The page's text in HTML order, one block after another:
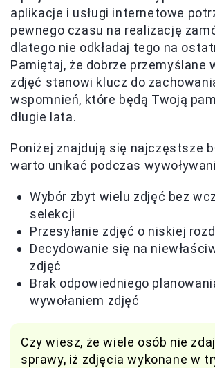
aplikacje i usługi internetowe
pewnego czasu na realizację
dlatego nie odkładaj tego na
Pamiętaj, że dobrze przemyślane
zdjęć stanowi klucz do
wspomnień, które będą Twoją
długie lata.
Poniżej znajdują się najczęstsze
warto unikać podczas
Wybór zbyt wielu zdjęć bez
selekcji
Przesyłanie zdjęć o niskiej
Decydowanie się na
zdjęć
Brak odpowiedniego
wywołaniem zdjęć
Czy wiesz, że wiele osób nie
sprawy, iż zdjęcia wykonane w